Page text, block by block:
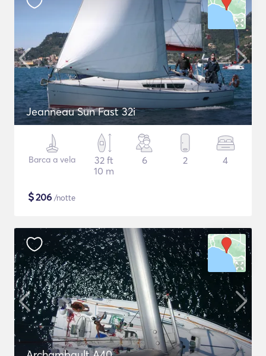
Jeanneau Sun Fast 32i
Barca a vela
32 ft
10 m
6 2 4
$206 /notte